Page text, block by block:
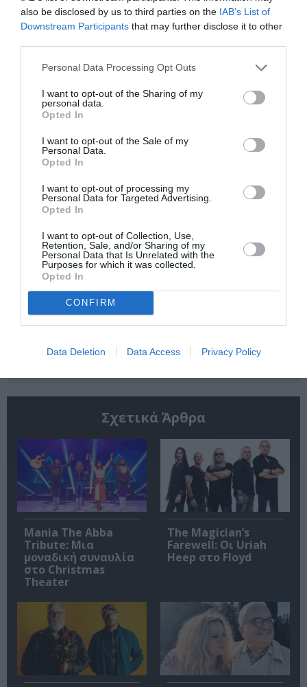
also be disclosed by us to third parties on the IAB’s List of
Downstream Participants that may further disclose it to other
Personal Data Processing Opt Outs
I want to opt-out of the Sharing of my
personal data.
Opted In
I want to opt-out of the Sale of my
Personal Data.
Opted In
I want to opt-out of processing my
Personal Data for Targeted Advertising.
Opted In
I want to opt-out of Collection, Use,
Retention, Sale, and/or Sharing of my
Personal Data that Is Unrelated with the
Purposes for which it was collected.
Opted In
CONFIRM
Data Deletion Data Access Privacy Policy
Πολιτισμό στοCulturenow.gr
Νέοι Διαγωνισμοί❯
ΔΩΡΕΑΝ ΕΚΔΗΛΩΣΕΙΣ
ΕΝΤΕΧΝΟ - ΛΑΪΚΟ - ΠΑΡΑΔΟΣΙΑΚΗ
ΚΑΛΟΚΑΙΡΙΝΕΣ ΣΥΝΑΥΛΙΕΣ
ΡΙΤΑ ΑΝΤΩΝΟΠΟΥΛΟΥ
Newsletter
Κάθε βδομάδα στο e-mail σας τα τελευταία νέα για
την Τέχνη και τον Πολιτισμό!
Σχετικά Άρθρα
Mania The Abba
Tribute: Μια
μοναδική συναυλία
στο Christmas
Theater
The Magician’s
Farewell: Οι Uriah
Heep στο Floyd